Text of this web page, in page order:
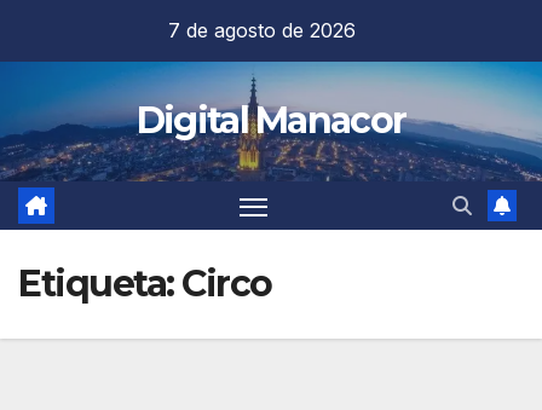
contenido
7 de agosto de 2026
Digital Manacor
Etiqueta:Circo